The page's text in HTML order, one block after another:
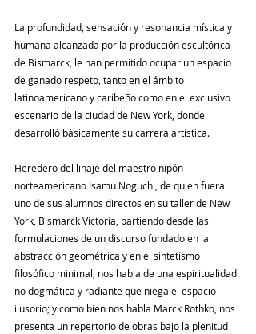
La profundidad, sensación y resonancia mística y
humana alcanzada por la producción escultórica
de Bismarck, le han permitido ocupar un espacio
de ganado respeto, tanto en el ámbito
latinoamericano y caribeño como en el exclusivo
escenario de la ciudad de New York, donde
desarrolló básicamente su carrera artística.
Heredero del linaje del maestro nipón-
norteamericano Isamu Noguchi, de quien fuera
uno de sus alumnos directos en su taller de New
York, Bismarck Victoria, partiendo desde las
formulaciones de un discurso fundado en la
abstracción geométrica y en el sintetismo
filosófico minimal, nos habla de una espiritualidad
no dogmática y radiante que niega el espacio
ilusorio; y como bien nos habla Marck Rothko, nos
presenta un repertorio de obras bajo la plenitud